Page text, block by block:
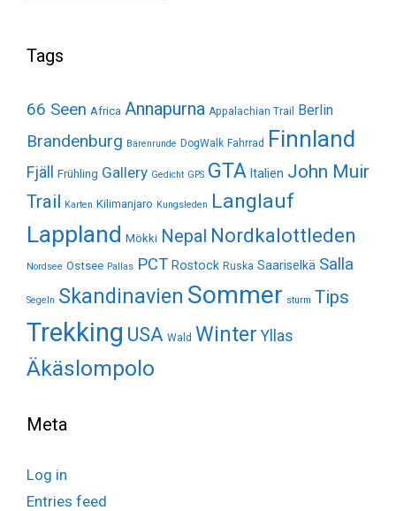
Tags
66 Seen Africa Annapurna Appalachian Trail Berlin
Brandenburg Bärenrunde DogWalk Fahrrad Finnland
Fjäll Frühling Gallery Gedicht GPS GTA Italien John Muir
Trail Karten Kilimanjaro Kungsleden Langlauf
Lappland Mökki Nepal Nordkalottleden
Nordsee Ostsee Pallas PCT Rostock Ruska Saariselkä Salla
Segeln Skandinavien Sommer sturm Tips
Trekking USA Wald Winter Yllas
Äkäslompolo
Meta
Log in
Entries feed